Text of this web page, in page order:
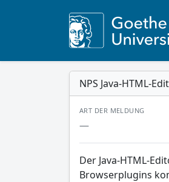
NPS Java-HTML-
ART DER MELDUNG
—
Der Java-HTML-
Browserplugins